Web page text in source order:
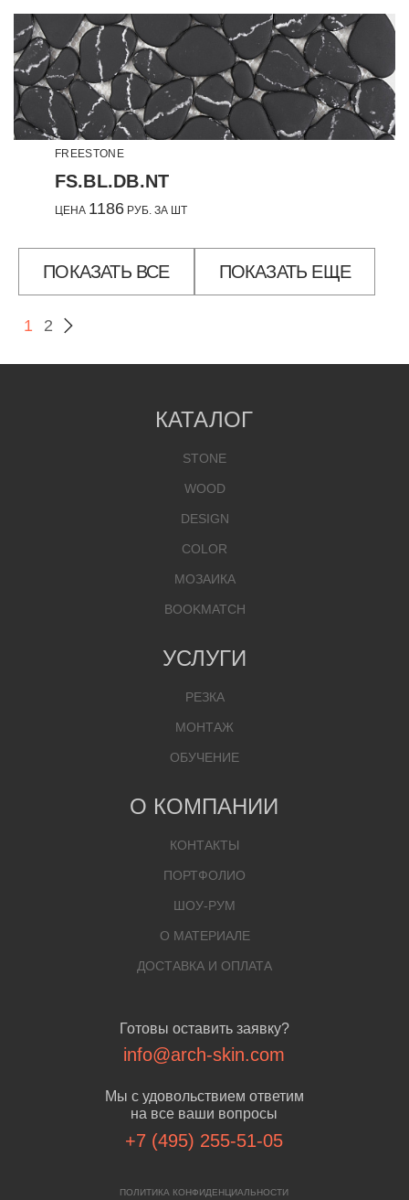
FREESTONE
FS.BL.DB.NT
ЦЕНА 1186РУБ. ЗА ШТ
ПОКАЗАТЬ ВСЕ ПОКАЗАТЬ ЕЩЕ
1 2
Готовы оставить заявку?
info@arch-skin.com
Мы с удовольствием ответим
на все ваши вопросы
+7 (495) 255-51-05
ПОЛИТИКА КОНФИДЕНЦИАЛЬНОСТИ
КАТАЛОГ
STONE
WOOD
DESIGN
COLOR
МОЗАИКА
BOOKMATCH
УСЛУГИ
РЕЗКА
МОНТАЖ
ОБУЧЕНИЕ
О КОМПАНИИ
КОНТАКТЫ
ПОРТФОЛИО
ШОУ-РУМ
О МАТЕРИАЛЕ
ДОСТАВКА И ОПЛАТА